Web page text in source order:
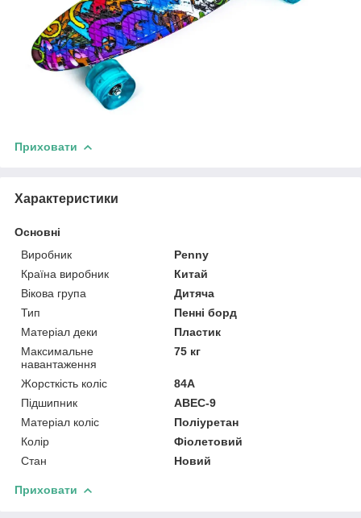
Приховати
Характеристики
Основні
Виробник
Penny
Країна виробник
Китай
Вікова група
Дитяча
Тип
Пенні борд
Матеріал деки
Пластик
Максимальне
навантаження
75 кг
Жорсткість коліс
84А
Підшипник
ABEC-9
Матеріал коліс
Поліуретан
Колір
Фіолетовий
Стан
Новий
Приховати